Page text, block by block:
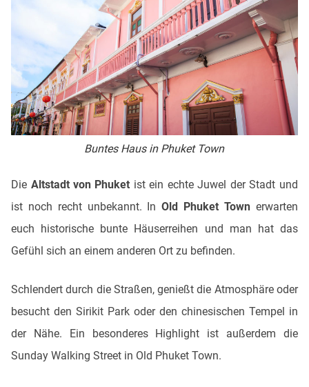
Buntes Haus in Phuket Town
Die Altstadt von Phuket ist ein echte Juwel der Stadt und
ist noch recht unbekannt. InOld Phuket Town erwarten
euch historische bunte Häuserreihen und man hat das
Gefühl sich an einem anderen Ort zu befinden.
Schlendert durch die Straßen, genießt die Atmosphäre oder
besucht den Sirikit Park oder den chinesischen Tempel in
der Nähe. Ein besonderes Highlight ist außerdem die
Sunday Walking Street in Old Phuket Town.